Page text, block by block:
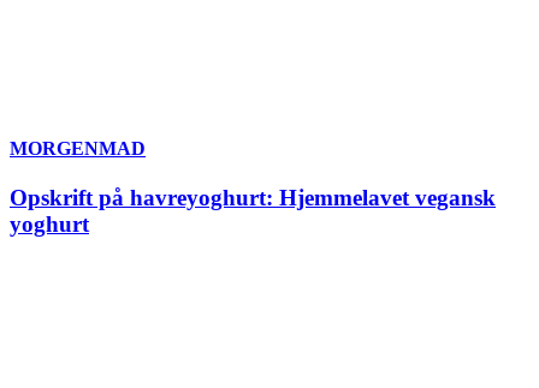
MORGENMAD
Opskrift på havreyoghurt: Hjemmelavet vegansk
yoghurt